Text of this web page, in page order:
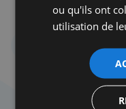
Dans un autre bol,
Avec une maryse,
mélange et
battus en neige.
ou qu'ils ont
utilisation de